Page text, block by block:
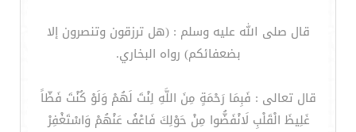
قال صلى الله عليه وسلم : (هل ترزقون وتنصرون إلا
بضعفائكم) رواه البخاري.
قال تعالى : فَبِمَا رَحْمَةٍ مِنَ اللَّهِ لِنْتَ لَهُمْ وَلَوْ كُنْتَ فَظّاً
غَلِيظَ الْقَلْبِ لَانْفَضُّوا مِنْ حَوْلِكَ فَاعْفُ عَنْهُمْ وَاسْتَغْفِرْ